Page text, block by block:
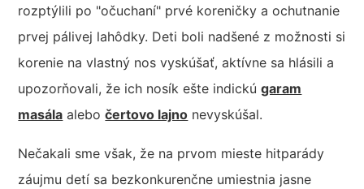
rozptýlili po "očuchaní" prvé koreničky a ochutnanie
prvej pálivej lahôdky. Deti boli nadšené z možnosti si
korenie na vlastný nos vyskúšať, aktívne sa hlásili a
upozorňovali, že ich nosík ešte indickúgaram
masála alebočertovo lajno nevyskúšal.
Nečakali sme však, že na prvom mieste hitparády
záujmu detí sa bezkonkurenčne umiestnia jasne